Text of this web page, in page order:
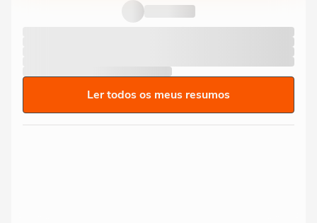
Ler todos os meus resumos